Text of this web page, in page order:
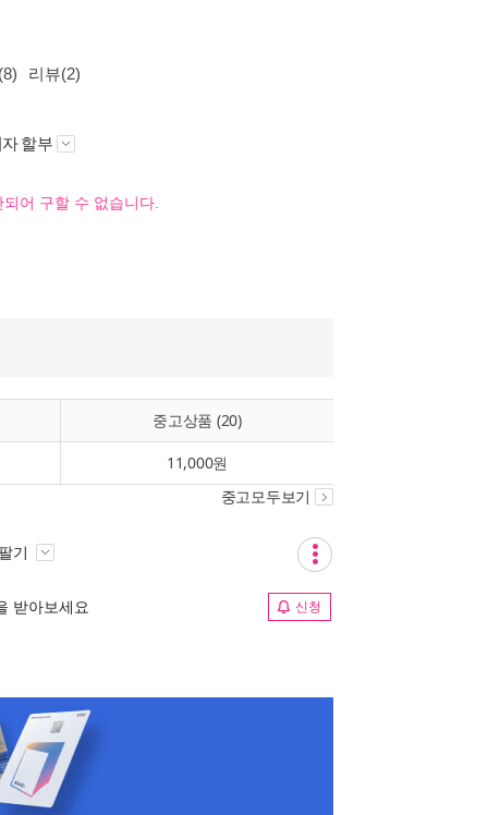
리뷰(2)
할부
어 구할 수 없습니다.
중고상품 (20)
11,000원
중고모두보기
기
받아보세요 신청